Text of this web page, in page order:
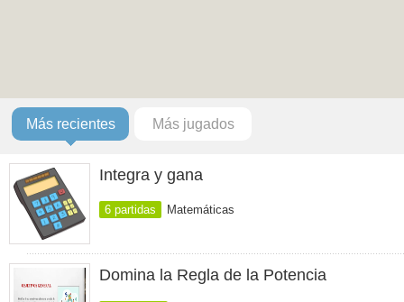
Más recientes Más jugados
Integra y gana
6 partidas Matemáticas
Domina la Regla de la Potencia